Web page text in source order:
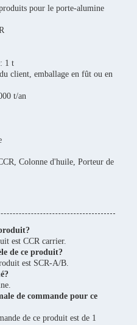
pour le porte-alumine
1 t
client, emballage en fût ou en
t/an
Colonne d'huile, Porteur de
est CCR carrier.
de ce produit?
est SCR-A/B.
de commande pour ce
de ce produit est de 1